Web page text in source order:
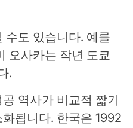
수도 있습니다. 예를
오사카는 작년 도쿄
.
역사가 비교적 짧기
됩니다. 한국은 1992